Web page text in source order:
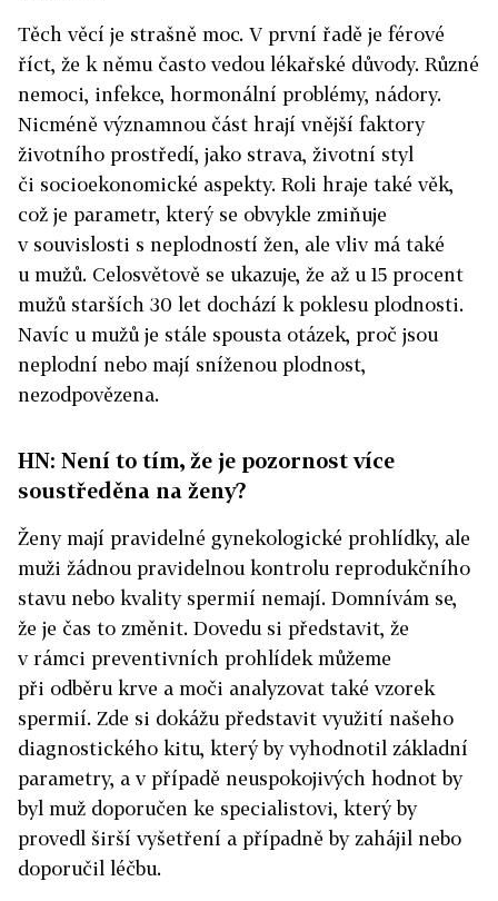
Těch věcí je strašně moc. V první řadě je férové
říct, že k němu často vedou lékařské důvody. Různé
nemoci, infekce, hormonální problémy, nádory.
Nicméně významnou část hrají vnější faktory
životního prostředí, jako strava, životní styl
či socioekonomické aspekty. Roli hraje také věk,
což je parametr, který se obvykle zmiňuje
v souvislosti s neplodností žen, ale vliv má také
u mužů. Celosvětově se ukazuje, že až u 15 procent
mužů starších 30 let dochází k poklesu plodnosti.
Navíc u mužů je stále spousta otázek, proč jsou
neplodní nebo mají sníženou plodnost,
nezodpovězena.
HN: Není to tím, že je pozornost více
soustředěna na ženy?
Ženy mají pravidelné gynekologické prohlídky, ale
muži žádnou pravidelnou kontrolu reprodukčního
stavu nebo kvality spermií nemají. Domnívám se,
že je čas to změnit. Dovedu si představit, že
v rámci preventivních prohlídek můžeme
při odběru krve a moči analyzovat také vzorek
spermií. Zde si dokážu představit využití našeho
diagnostického kitu, který by vyhodnotil základní
parametry, a v případě neuspokojivých hodnot by
byl muž doporučen ke specialistovi, který by
provedl širší vyšetření a případně by zahájil nebo
doporučil léčbu.